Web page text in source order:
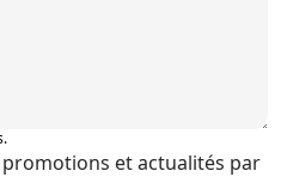
promotions et actualités par